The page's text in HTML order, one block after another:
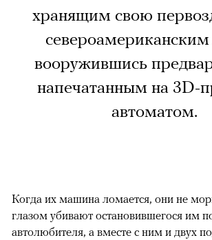
хранящим свою
вооружившись
напечатанным на 3D-
автоматом.
Когда их машина ломается, они не
глазом убивают остановившегося им
автолюбителя, а вместе с ним и двух